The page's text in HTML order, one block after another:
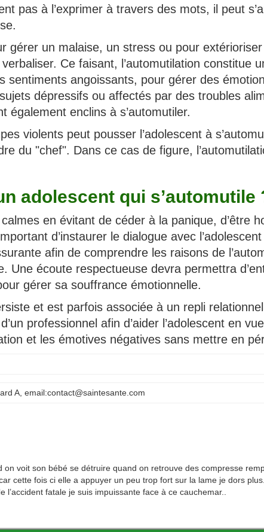
pas à l’exprimer à travers des mots, il peut
gérer un malaise, un stress ou pour
Ce faisant, l’automutilation constitue
sentiments angoissants, pour gérer des
dépressifs ou affectés par des troubles
également enclins à s’automutiler.
violents peut pousser l’adolescent à
du "chef". Dans ce cas de figure,
adolescent qui s’automutile
en évitant de céder à la panique, d’être
d’instaurer le dialogue avec
afin de comprendre les raisons de
Une écoute respectueuse devra permettra
gérer sa souffrance émotionnelle.
et est parfois associée à un repli
professionnel afin d’aider l’adolescent en
et les émotives négatives sans mettre en
A , email:contact@saintesante.com
voit son bébé se détruire quand on retrouve des compresse
cette fois ci elle a appuyer un peu trop fort sur la lame je dors
l’accident fatale je suis impuissante face à ce cauchemar..